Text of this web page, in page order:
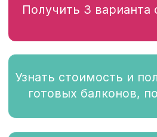
Балкон в доме на ул.
Кожуховской
Последние ремонты
балконов и лоджий